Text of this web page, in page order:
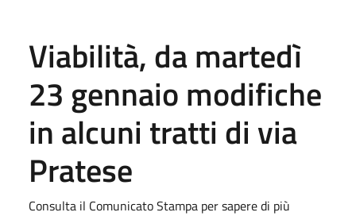
Viabilità, da martedì
23 gennaio modifiche
in alcuni tratti di via
Pratese
Consulta il Comunicato Stampa per sapere di più